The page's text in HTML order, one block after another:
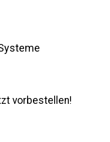
vorbestellen!